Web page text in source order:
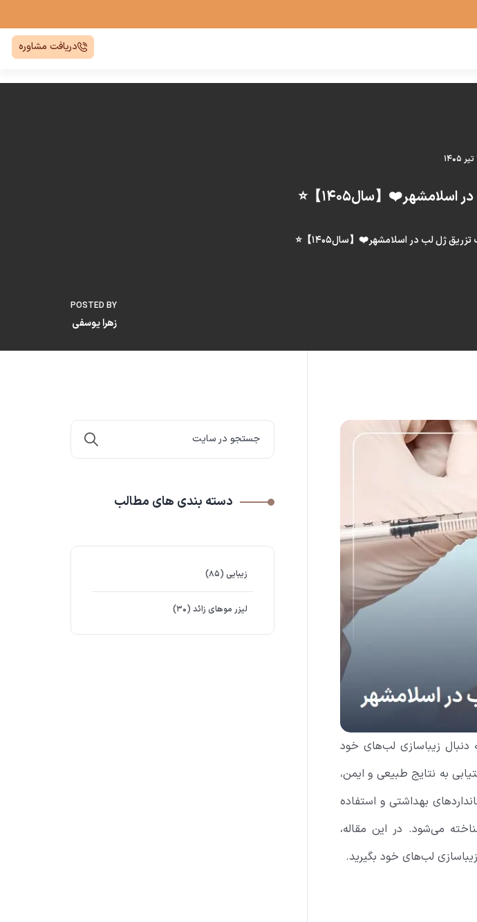
دریافت مشاوره
【سال۱۴۰۵】⭐
ژل لب در اسلامشهر❤️【سال۱۴۰۵】⭐
POSTED BY
زهرا یوسفی
دنبال زیباسازی لب‌های خود
به نتایج طبیعی و ایمن،
بهداشتی و استفاده
می‌شود. در این مقاله،
لب‌های خود بگیرید.
دسته بندی های مطالب
زیبایی (۸۵)
لیزر موهای زائد (۳۰)